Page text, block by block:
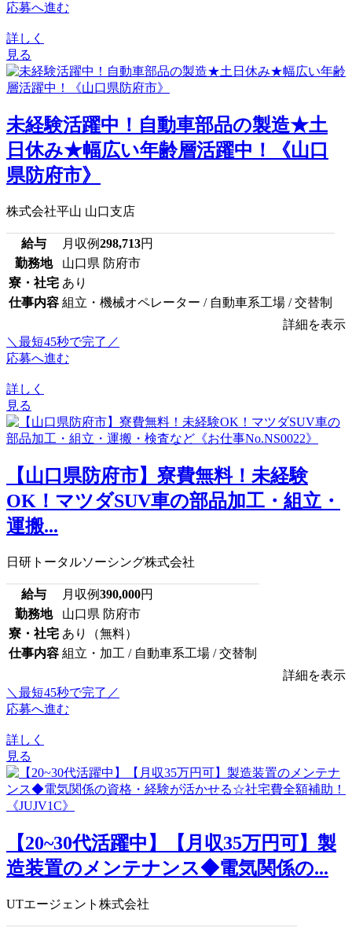
応募へ進む
詳しく
見る
未経験活躍中！自動車部品の製造★土
日休み★幅広い年齢層活躍中！《山口
県防府市》
株式会社平山 山口支店
給与 月収例298,713円
勤務地
山口県 防府市
寮・社宅 あり
仕事内容 組立・機械オペレーター / 自動車系工場 / 交替制
詳細を表示
＼最短45秒で完了／
応募へ進む
詳しく
見る
【山口県防府市】寮費無料！未経験
OK！マツダSUV車の部品加工・組立・
運搬...
日研トータルソーシング株式会社
給与 月収例390,000円
勤務地
山口県 防府市
寮・社宅 あり（無料）
仕事内容 組立・加工 / 自動車系工場 / 交替制
詳細を表示
＼最短45秒で完了／
応募へ進む
詳しく
見る
【20~30代活躍中】【月収35万円可】製
造装置のメンテナンス◆電気関係の...
UTエージェント株式会社